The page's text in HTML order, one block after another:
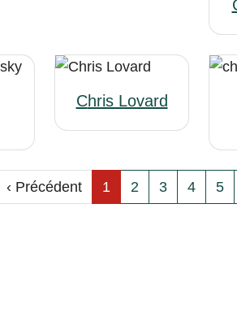
Chris Lovard
‹ Précédent 1 2 3 4 5